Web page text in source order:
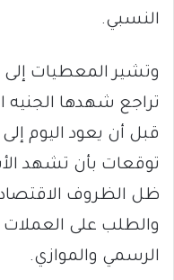
النسبي.
وتشير المعطيات إلى
تراجع شهدها الجنيه
قبل أن يعود اليوم
توقعات بأن تشهد
ظل الظروف
والطلب على العملات
الرسمي والموازي.